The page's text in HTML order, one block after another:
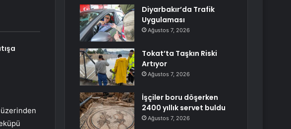
üzerinden
Diyarbakır’da Trafik
Uygulaması
Ağustos 7, 2026
Tokat’ta Taşkın Riski
Artıyor
Ağustos 7, 2026
İşçiler boru döşerken
2400 yıllık servet buldu
Ağustos 7, 2026